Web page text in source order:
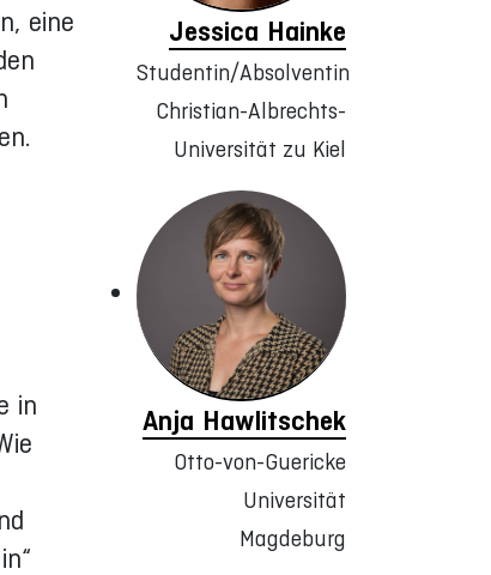
eine
in
Jessica Hainke
Studentin/Absolventin
Christian-Albrechts-
Universität zu Kiel
Anja Hawlitschek
Otto-von-Guericke
Universität
Magdeburg